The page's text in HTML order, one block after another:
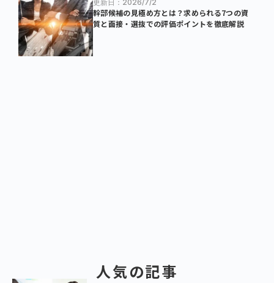
更新日：2026/7/2
幹部候補の見極め方とは？求められる7つの資
質と面接・選抜での評価ポイントを徹底解説
人気の記事